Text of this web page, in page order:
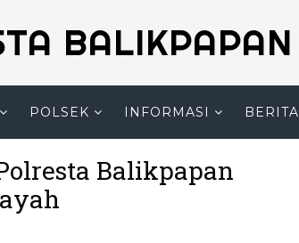
BALIKPAPAN
POLSEK INFORMASI BERITA
Balikpapan